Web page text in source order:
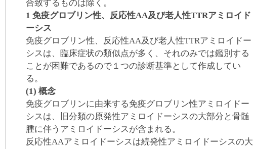
合致するものは除く。
1 免疫グロブリン性、反応性AA及び老人性TTRアミロイド
ーシス
免疫グロブリン性、反応性AA及び老人性TTRアミロイドー
シスは、臨床症状の類似点が多く、それのみでは鑑別する
ことが困難であるので１つの診断基準として作成してい
る。
(1) 概念
免疫グロブリンに由来する免疫グロブリン性アミロイドー
シスは、旧分類の原発性アミロイドーシスの大部分と骨髄
腫に伴うアミロイドーシスが含まれる。
反応性AAアミロイドーシスは続発性アミロイドーシスの大